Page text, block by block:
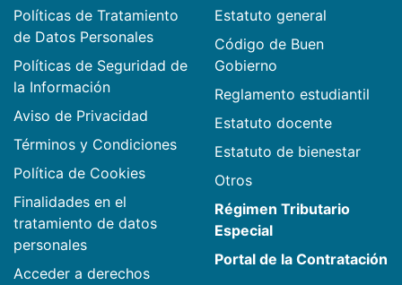
Políticas de Tratamiento
de Datos Personales
Políticas de Seguridad de
la Información
Aviso de Privacidad
Términos y Condiciones
Política de Cookies
Finalidades en el
tratamiento de datos
personales
Acceder a derechos
Estatuto general
Código de Buen
Gobierno
Reglamento estudiantil
Estatuto docente
Estatuto de bienestar
Otros
Régimen Tributario
Especial
Portal de la Contratación